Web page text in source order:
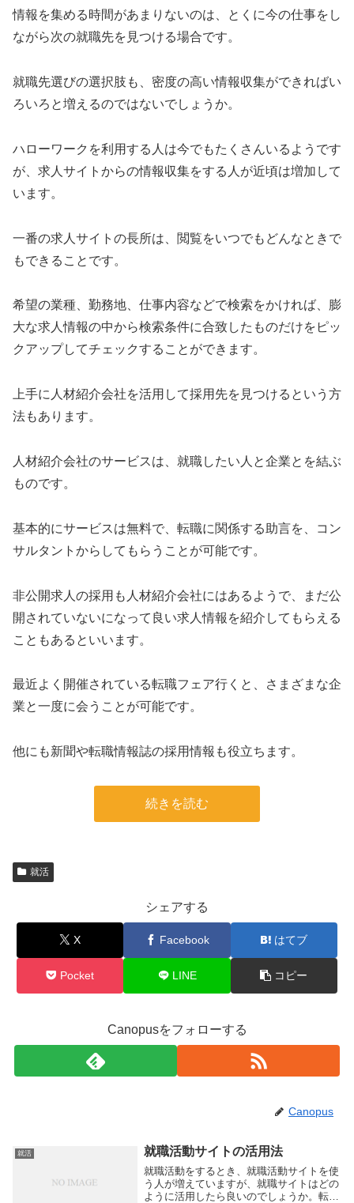
情報を集める時間があまりないのは、とくに今の仕事をし
ながら次の就職先を見つける場合です。
就職先選びの選択肢も、密度の高い情報収集ができればい
ろいろと増えるのではないでしょうか。
ハローワークを利用する人は今でもたくさんいるようです
が、求人サイトからの情報収集をする人が近頃は増加して
います。
一番の求人サイトの長所は、閲覧をいつでもどんなときで
もできることです。
希望の業種、勤務地、仕事内容などで検索をかければ、膨
大な求人情報の中から検索条件に合致したものだけをピッ
クアップしてチェックすることができます。
上手に人材紹介会社を活用して採用先を見つけるという方
法もあります。
人材紹介会社のサービスは、就職したい人と企業とを結ぶ
ものです。
基本的にサービスは無料で、転職に関係する助言を、コン
サルタントからしてもらうことが可能です。
非公開求人の採用も人材紹介会社にはあるようで、まだ公
開されていないになって良い求人情報を紹介してもらえる
こともあるといいます。
最近よく開催されている転職フェア行くと、さまざまな企
業と一度に会うことが可能です。
他にも新聞や転職情報誌の採用情報も役立ちます。
続きを読む
就活
シェアする
X Facebook はてブ
Pocket LINE コピー
Canopusをフォローする
Canopus
就活 就職活動サイトの活用法
就職活動をするとき、就職活動サイトを使
う人が増えていますが、就職サイトはどの
ように活用したら良いのでしょうか。転職